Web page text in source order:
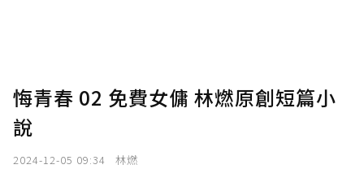
悔青春 02 免費女傭 林燃原創短篇小
說
2024-12-05 09:34 林燃